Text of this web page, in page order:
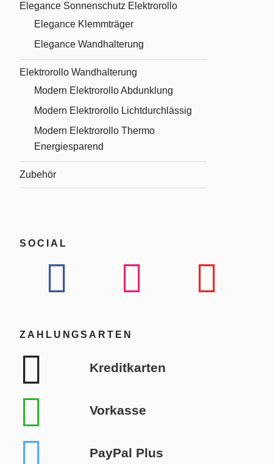
Elegance Sonnenschutz Elektrorollo
Elegance Klemmträger
Elegance Wandhalterung
Elektrorollo Wandhalterung
Modern Elektrorollo Abdunklung
Modern Elektrorollo Lichtdurchlässig
Modern Elektrorollo Thermo
Energiesparend
Zubehör
SOCIAL
ZAHLUNGSARTEN
Kreditkarten
Vorkasse
PayPal Plus